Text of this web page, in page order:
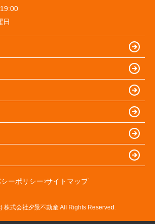
日
ーポリシー サイトマップ
株式会社夕景不動産 All Rights Reserved.